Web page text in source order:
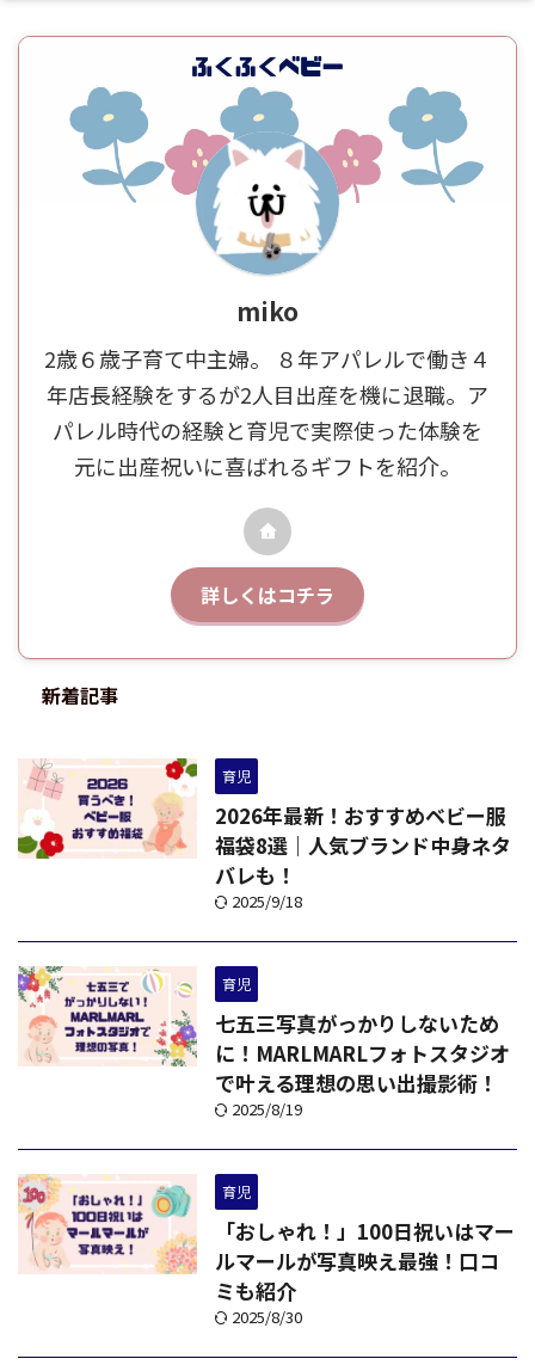
miko
2歳６歳子育て中主婦。 ８年アパレルで働き４
年店長経験をするが2人目出産を機に退職。ア
パレル時代の経験と育児で実際使った体験を
元に出産祝いに喜ばれるギフトを紹介。
詳しくはコチラ
新着記事
育児
2026年最新！おすすめベビー服
福袋8選｜人気ブランド中身ネタ
バレも！
2025/9/18
育児
七五三写真がっかりしないため
に！MARLMARLフォトスタジオ
で叶える理想の思い出撮影術！
2025/8/19
育児
「おしゃれ！」100日祝いはマー
ルマールが写真映え最強！口コ
ミも紹介
2025/8/30